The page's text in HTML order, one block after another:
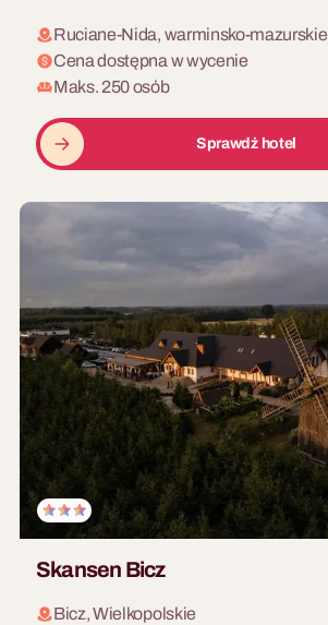
Ruciane-Nida, warminsko-mazurskie
Cena dostępna w wycenie
Maks. 250 osób
Sprawdź hotel
Skansen Bicz
Bicz, Wielkopolskie